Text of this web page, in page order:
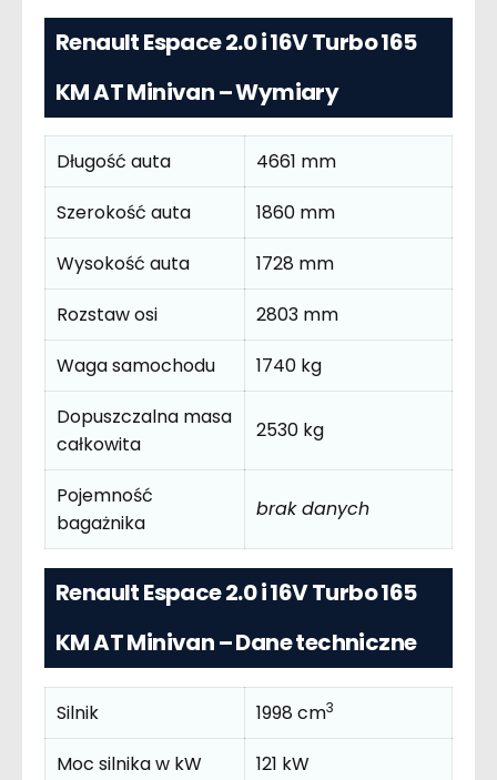
Renault Espace 2.0 i 16V Turbo 165
KM AT Minivan – Wymiary
Długość auta
4661 mm
Szerokość auta
1860 mm
Wysokość auta
1728 mm
Rozstaw osi
2803 mm
Waga samochodu
1740 kg
Dopuszczalna masa
całkowita
2530 kg
Pojemność
bagażnika
brak danych
Renault Espace 2.0 i 16V Turbo 165
KM AT Minivan – Dane techniczne
Silnik 1998 cm3
Moc silnika w kW
121 kW